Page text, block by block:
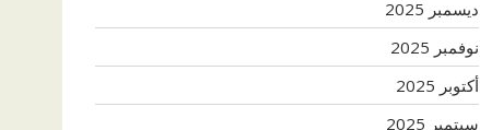
ديسمبر 2025
نوفمبر 2025
أكتوبر 2025
سبتمبر 2025